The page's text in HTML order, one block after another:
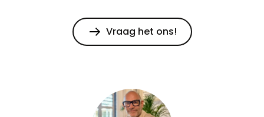
Vraag het ons!